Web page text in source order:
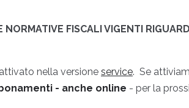
FISCALI VIGENTI
nella versione service. Se
- anche online - per la